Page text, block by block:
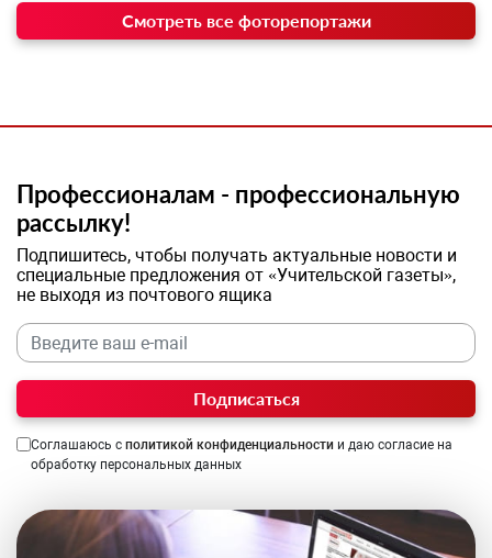
Смотреть все фоторепортажи
Профессионалам - профессиональную
рассылку!
Подпишитесь, чтобы получать актуальные новости и
специальные предложения от «Учительской газеты»,
не выходя из почтового ящика
Подписаться
Соглашаюсь с политикой конфиденциальности и даю согласие на
обработку персональных данных